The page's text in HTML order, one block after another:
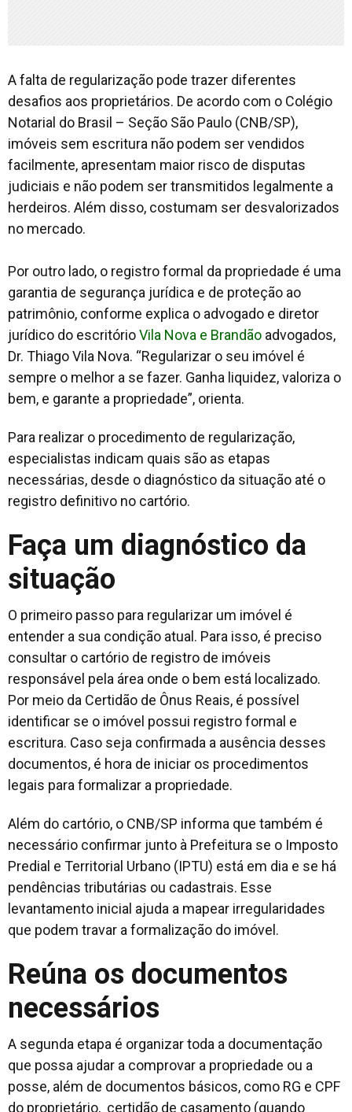
A falta de regularização pode trazer diferentes
desafios aos proprietários. De acordo com o Colégio
Notarial do Brasil – Seção São Paulo (CNB/SP),
imóveis sem escritura não podem ser vendidos
facilmente, apresentam maior risco de disputas
judiciais e não podem ser transmitidos legalmente a
herdeiros. Além disso, costumam ser desvalorizados
no mercado.
Por outro lado, o registro formal da propriedade é uma
garantia de segurança jurídica e de proteção ao
patrimônio, conforme explica o advogado e diretor
jurídico do escritórioVila Nova e Brandão advogados,
Dr. Thiago Vila Nova. “Regularizar o seu imóvel é
sempre o melhor a se fazer. Ganha liquidez, valoriza o
bem, e garante a propriedade”, orienta.
Para realizar o procedimento de regularização,
especialistas indicam quais são as etapas
necessárias, desde o diagnóstico da situação até o
registro definitivo no cartório.
Faça um diagnóstico da
situação
O primeiro passo para regularizar um imóvel é
entender a sua condição atual. Para isso, é preciso
consultar o cartório de registro de imóveis
responsável pela área onde o bem está localizado.
Por meio da Certidão de Ônus Reais, é possível
identificar se o imóvel possui registro formal e
escritura. Caso seja confirmada a ausência desses
documentos, é hora de iniciar os procedimentos
legais para formalizar a propriedade.
Além do cartório, o CNB/SP informa que também é
necessário confirmar junto à Prefeitura se o Imposto
Predial e Territorial Urbano (IPTU) está em dia e se há
pendências tributárias ou cadastrais. Esse
levantamento inicial ajuda a mapear irregularidades
que podem travar a formalização do imóvel.
Reúna os documentos
necessários
A segunda etapa é organizar toda a documentação
que possa ajudar a comprovar a propriedade ou a
posse, além de documentos básicos, como RG e CPF
do proprietário, certidão de casamento (quando